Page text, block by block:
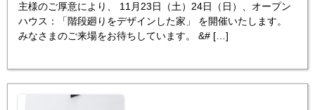
主様のご厚意により、 11月23日（土）24日（日）、オープン
ハウス：「階段廻りをデザインした家」 を開催いたします。
みなさまのご来場をお待ちしています。 &# […]